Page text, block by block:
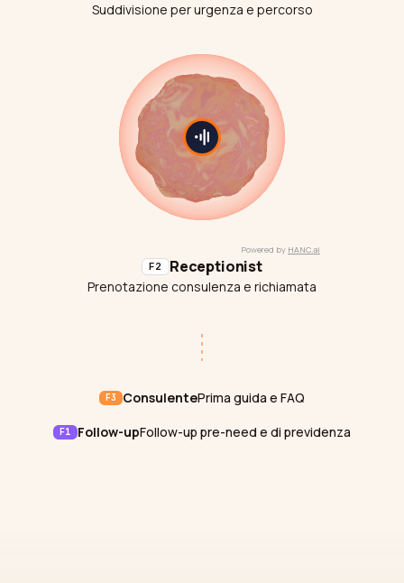
Suddivisione per urgenza e percorso
F2 Receptionist
Prenotazione consulenza e richiamata
F3 ConsulentePrima guida e FAQ
F1 Follow-upFollow-up pre-need e di previdenza